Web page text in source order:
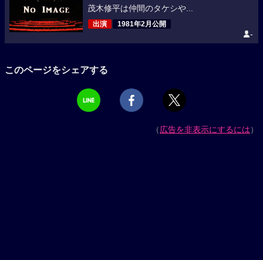
茂木修平は仲間のタケシや...
出演 1981年2月公開
-
このページをシェアする
（広告を非表示にするには）